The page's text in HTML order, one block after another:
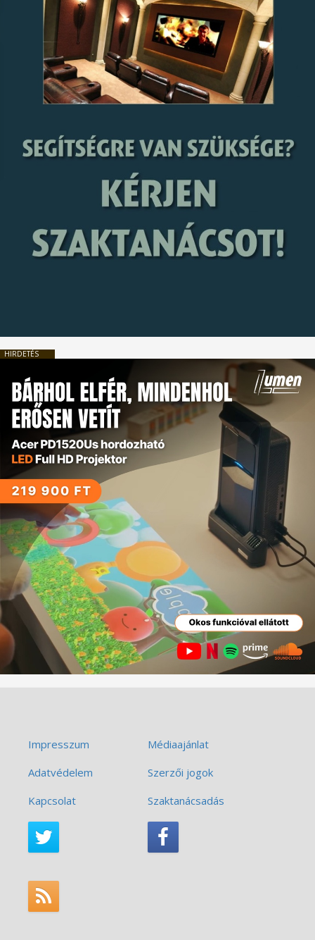
HIRDETÉS
Impresszum
Médiaajánlat
Adatvédelem
Szerzői jogok
Kapcsolat
Szaktanácsadás